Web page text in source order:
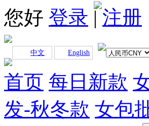
您好 登录 | 注册
中文 English
首页 每日新款
发-秋冬款 女包